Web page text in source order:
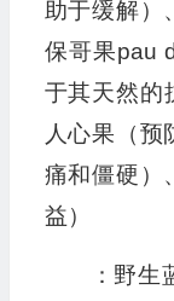
助于缓解）
保哥果pau
于其天然的
人心果（预
痛和僵硬）
益）
：野